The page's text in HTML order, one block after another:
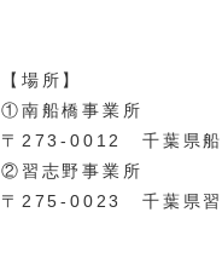
【場所】
①南船橋事業所
〒273-0012 千葉県船
②習志野事業所
〒275-0023 千葉県習